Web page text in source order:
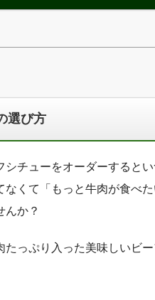
選び方
シチューをオーダーするとい
なくて「もっと牛肉が食べた
んか？
っぷり入った美味しいビー